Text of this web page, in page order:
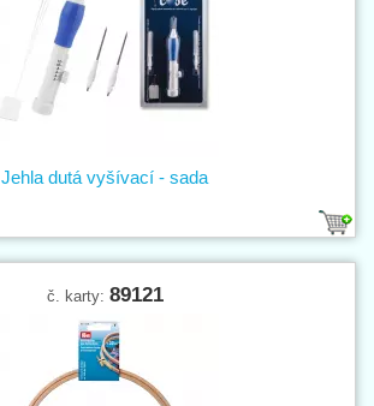
Jehla dutá vyšívací - sada
č. karty: 89121